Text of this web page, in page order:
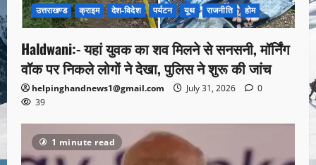
उत्तराखण्ड क्राइम देश-विदेश पर्यटन यूथ राजनीति होम
Haldwani:- यहां युवक का शव मिलने से सनसनी, मॉर्निंग
वॉक पर निकले लोगों ने देखा, पुलिस ने शुरू की जांच
helpinghandnews1@gmail.com July 31, 2026
0
39
1 minute read